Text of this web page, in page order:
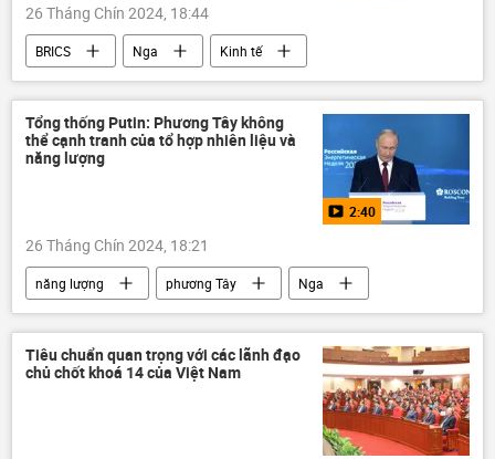
26 Tháng Chín 2024, 18:44
BRICS Nga
Kinh tế
Kinh doanh
Thế giới
Châu Âu
Châu Á
phương Tây lợi ích nhóm
Tổng thống Putin: Phương Tây không
thể cạnh tranh của tổ hợp nhiên liệu và
năng lượng
2:40
26 Tháng Chín 2024, 18:21
năng lượng phương Tây
Nga
Thế giới
Kinh tế
Kinh doanh
nhiên liệu
Video
Tiêu chuẩn quan trọng với các lãnh đạo
chủ chốt khoá 14 của Việt Nam